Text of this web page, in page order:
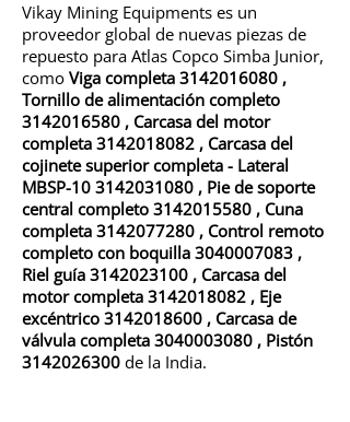
Vikay Mining Equipments es un
proveedor global de nuevas piezas de
repuesto para Atlas Copco Simba Junior,
como Viga completa 3142016080 ,
Tornillo de alimentación completo
3142016580 , Carcasa del motor
completa 3142018082 , Carcasa del
cojinete superior completa - Lateral
MBSP-10 3142031080 , Pie de soporte
central completo 3142015580 , Cuna
completa 3142077280 , Control remoto
completo con boquilla 3040007083 ,
Riel guía 3142023100 , Carcasa del
motor completa 3142018082 , Eje
excéntrico 3142018600 , Carcasa de
válvula completa 3040003080 , Pistón
3142026300 de la India.